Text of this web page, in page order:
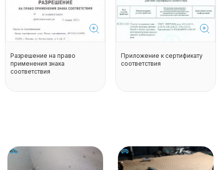
Разрешение на право
применения знака
соответствия
Приложение к сертификату
соответствия